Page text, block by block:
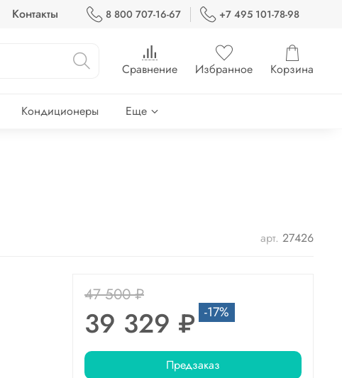
Контакты 8 800 707-16-67 +7 495 101-78-98
Сравнение Избранное Корзина
Кондиционеры Еще
арт. 27426
47 500 ₽
39 329 ₽ -17%
Предзаказ